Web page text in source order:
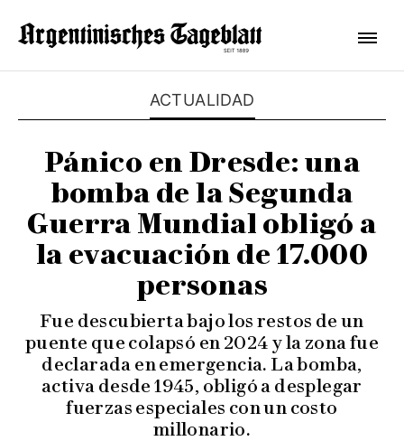
ACTUALIDAD
Pánico en Dresde: una
bomba de la Segunda
Guerra Mundial obligó a
la evacuación de 17.000
personas
Fue descubierta bajo los restos de un
puente que colapsó en 2024 y la zona fue
declarada en emergencia. La bomba,
activa desde 1945, obligó a desplegar
fuerzas especiales con un costo
millonario.